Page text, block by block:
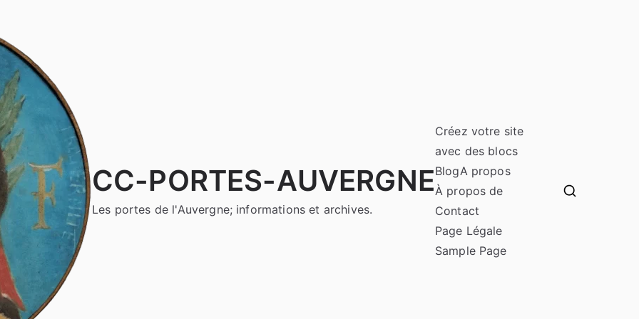
CC-PORTES-AUVERGNE
Les portes de l'Auvergne; informations et archives.
Créez votre site
avec des blocs
BlogA propos
À propos de
Contact
Page Légale
Sample Page